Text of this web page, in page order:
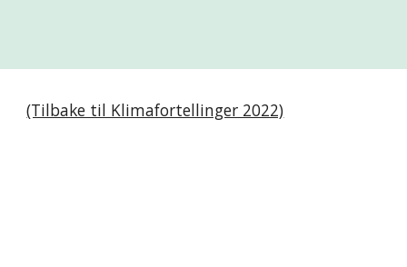
(Tilbake til Klimafortellinger 2022)